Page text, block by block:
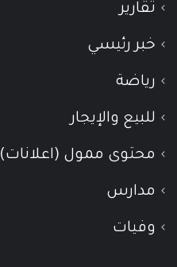
تقارير
خبر رئيسي
رياضة
للبيع والإيجار
محتوى ممول (اعلانات)
مدارس
وفيات